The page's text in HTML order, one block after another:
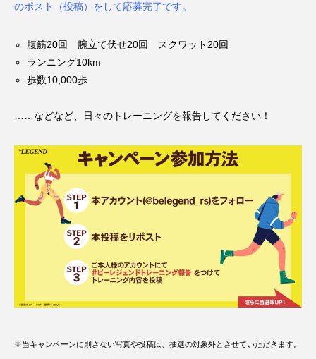
のポスト（投稿）をして応募完了です。
腹筋20回 腕立て伏せ20回 スクワット20回
ランニング10km
歩数10,000歩
……などなど、日々のトレーニングを報告してください！
※当キャンペーンに則さない写真や投稿は、抽選の対象外とさせていただきます。